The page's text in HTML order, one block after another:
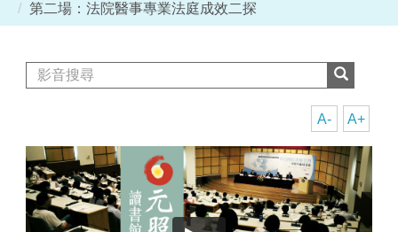
第二場：法院醫事專業法庭成效二探
A+
A-